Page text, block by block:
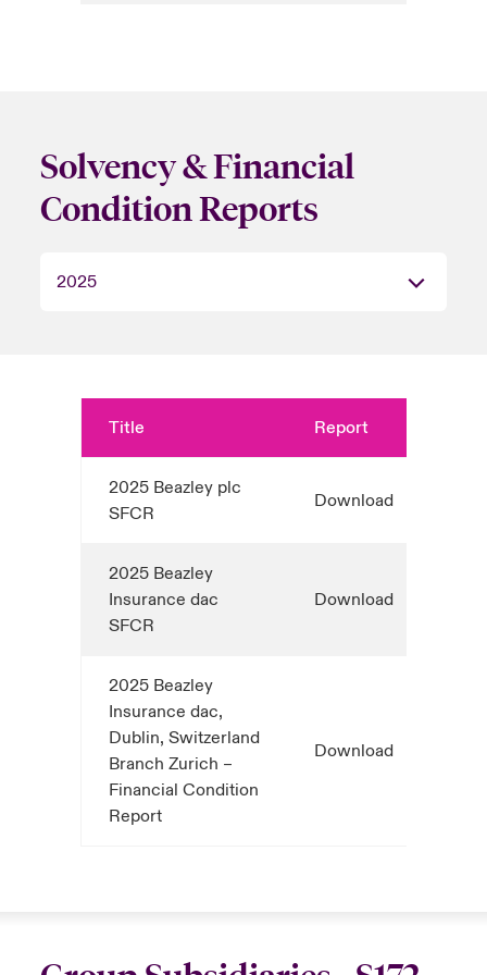
Solvency & Financial
Condition Reports
Title Report
2025 Beazley plc
SFCR
Download
2025 Beazley
Insurance dac
SFCR
Download
2025 Beazley
Insurance dac,
Dublin, Switzerland
Branch Zurich –
Financial Condition
Report
Download